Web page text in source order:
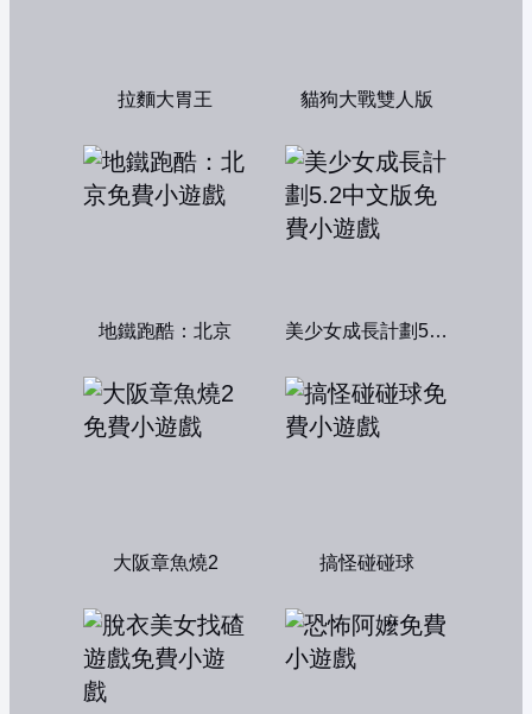
拉麵大胃王 貓狗大戰雙人版
地鐵跑酷：北京 美少女成長計劃5.2中文版
大阪章魚燒2 搞怪碰碰球